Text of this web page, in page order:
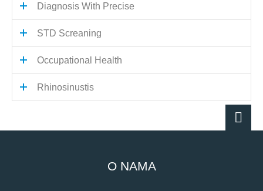
Diagnosis With Precise
STD Screaning
Occupational Health
Rhinosinustis
O NAMA